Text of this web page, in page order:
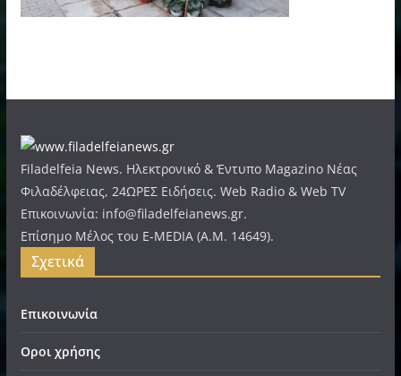
Filadelfeia News. Ηλεκτρονικό & Έντυπο Magazino Νέας
Φιλαδέλφειας, 24ΩΡΕΣ Ειδήσεις. Web Radio & Web TV
Επικοινωνία: info@filadelfeianews.gr.
Επίσημο Μέλος του E-MEDIA (A.M. 14649).
Σχετικά
Επικοινωνία
Οροι χρήσης